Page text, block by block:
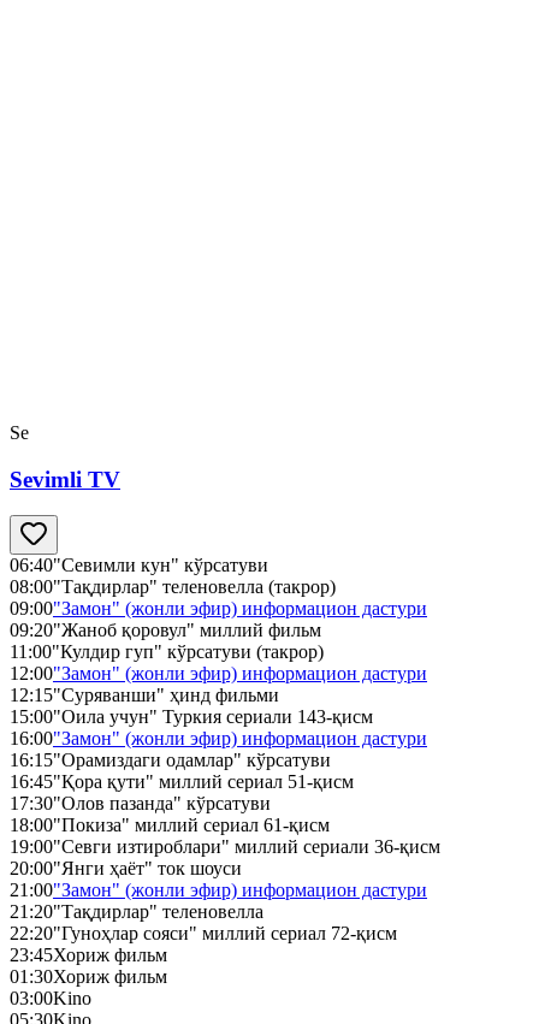
Se
Sevimli TV
06:40"Севимли кун" кўрсатуви
08:00"Тақдирлар" теленовелла (такрор)
09:00"Замон" (жонли эфир) информацион дастури
09:20"Жаноб қоровул" миллий фильм
11:00"Кулдир гуп" кўрсатуви (такрор)
12:00"Замон" (жонли эфир) информацион дастури
12:15"Суряванши" ҳинд фильми
15:00"Оила учун" Туркия сериали 143-қисм
16:00"Замон" (жонли эфир) информацион дастури
16:15"Орамиздаги одамлар" кўрсатуви
16:45"Қора қути" миллий сериал 51-қисм
17:30"Олов пазанда" кўрсатуви
18:00"Покиза" миллий сериал 61-қисм
19:00"Севги изтироблари" миллий сериали 36-қисм
20:00"Янги ҳаёт" ток шоуси
21:00"Замон" (жонли эфир) информацион дастури
21:20"Тақдирлар" теленовелла
22:20"Гуноҳлар сояси" миллий сериал 72-қисм
23:45Хориж фильм
01:30Хориж фильм
03:00Kino